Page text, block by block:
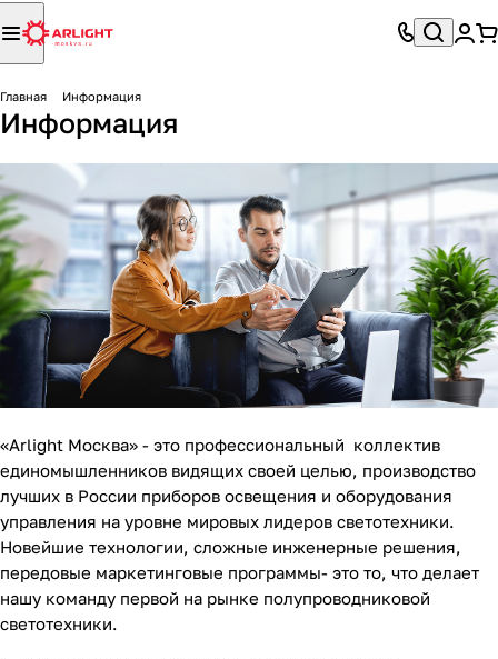
Главная Информация
Информация
«Arlight Москва» - это профессиональный коллектив
единомышленников видящих своей целью, производство
лучших в России приборов освещения и оборудования
управления на уровне мировых лидеров светотехники.
Новейшие технологии, сложные инженерные решения,
передовые маркетинговые программы- это то, что делает
нашу команду первой на рынке полупроводниковой
светотехники.